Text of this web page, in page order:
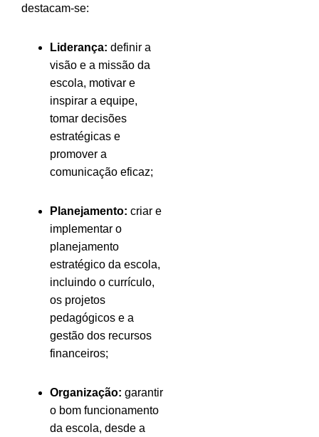
destacam-se:
Liderança: definir a
visão e a missão da
escola, motivar e
inspirar a equipe,
tomar decisões
estratégicas e
promover a
comunicação eficaz;
Planejamento: criar e
implementar o
planejamento
estratégico da escola,
incluindo o currículo,
os projetos
pedagógicos e a
gestão dos recursos
financeiros;
Organização: garantir
o bom funcionamento
da escola, desde a